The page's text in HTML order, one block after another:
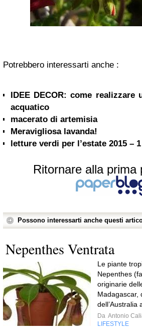
Potrebbero interessarti anche :
IDEE DECOR: come realizzare
acquatico
macerato di artemisia
Meravigliosa lavanda!
letture verdi per l’estate 2015 – 1
Ritornare alla prima
Possono interessarti anche questi
Nepenthes Ventrata
Le piante
Nepenthes
originarie
Madagascar,
dell’Australia
Da Antonio
LIFESTYLE